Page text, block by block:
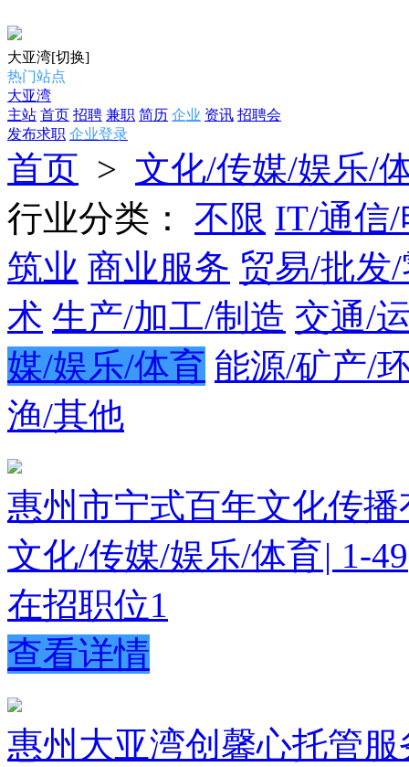
大亚湾[切换]
热门站点
大亚湾
主站 首页 招聘 兼职 简历 企业 资讯 招聘会
发布求职 企业登录
首页 > 文化/传媒/娱乐/
行业分类：
不限 IT/通信
筑业 商业服务 贸易/批发
术 生产/加工/制造 交通/
媒/娱乐/体育 能源/矿产/
渔/其他
惠州市宁式百年文化传
文化/传媒/娱乐/体育| 1-49
在招职位1
查看详情
惠州大亚湾创馨心托管服